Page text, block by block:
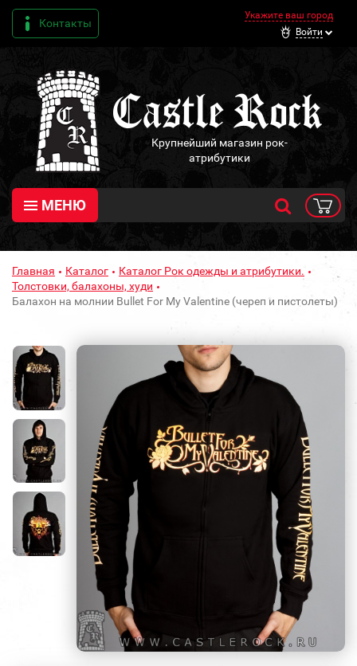
Контакты
Укажите ваш город
Войти
Крупнейший магазин рок-
атрибутики
МЕНЮ
Главная Каталог
Каталог Рок одежды и атрибутики.
Толстовки, балахоны, худи
Балахон на молнии Bullet For My Valentine (череп и пистолеты)